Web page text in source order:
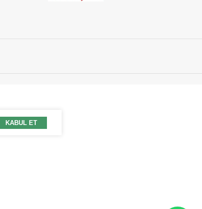
KABUL ET